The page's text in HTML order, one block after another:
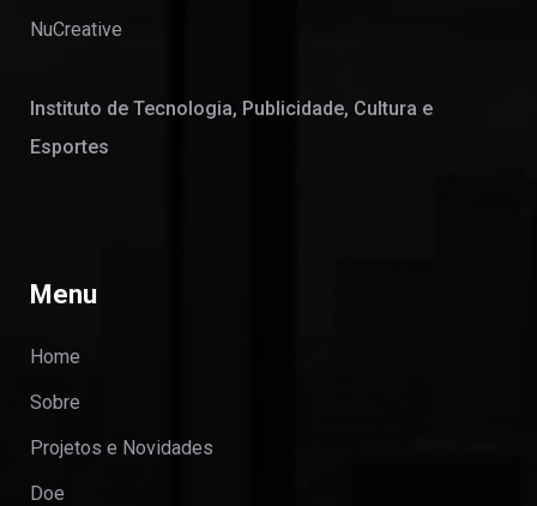
NuCreative
Instituto de Tecnologia, Publicidade, Cultura e
Esportes
Menu
Home
Sobre
Projetos e Novidades
Doe